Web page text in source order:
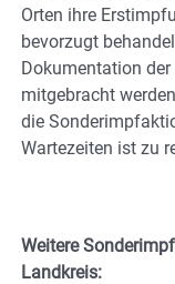
Orten ihre
bevorzugt
Dokumentation
mitgebracht
die
Wartezeiten ist zu
Weitere
Landkreis: